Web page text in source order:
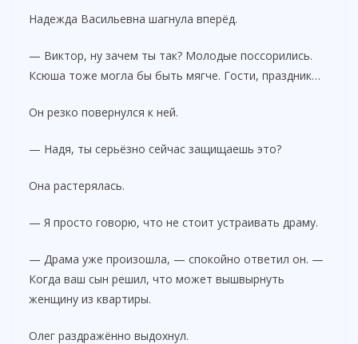
Надежда Васильевна шагнула вперёд.
— Виктор, ну зачем ты так? Молодые поссорились.
Ксюша тоже могла бы быть мягче. Гости, праздник…
Он резко повернулся к ней.
— Надя, ты серьёзно сейчас защищаешь это?
Она растерялась.
— Я просто говорю, что не стоит устраивать драму.
— Драма уже произошла, — спокойно ответил он. —
Когда ваш сын решил, что может вышвырнуть
женщину из квартиры.
Олег раздражённо выдохнул.